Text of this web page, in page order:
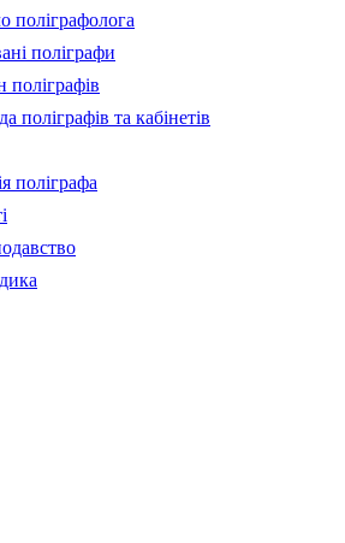
поліграфолога
поліграфи
поліграфів
поліграфів та кабінетів
поліграфа